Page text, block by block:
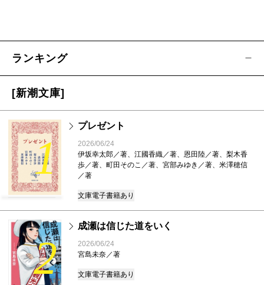
ランキング
[新潮文庫]
1
プレゼント
2026/06/24
伊坂幸太郎／著、江國香織／著、恩田陸／著、梨木香
歩／著、町田そのこ／著、宮部みゆき／著、米澤穂信
／著
文庫電子書籍あり
2
成瀬は信じた道をいく
2026/06/24
宮島未奈／著
文庫電子書籍あり